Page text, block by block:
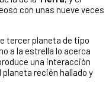
con unas nueve veces
tercer planeta de tipo
a la estrella lo acerca
una interacción
recién hallado y